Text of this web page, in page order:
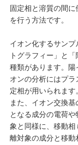
固定相と溶質の間
を行う方法です。
イオン化するサン
トグラフィー」と
種類があります。陽
オンの分析にはプ
定相が用いられます
また、イオン交換
となる成分の電荷
象と同様に、移動
離対象の成分と移